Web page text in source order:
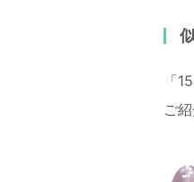
「
ご